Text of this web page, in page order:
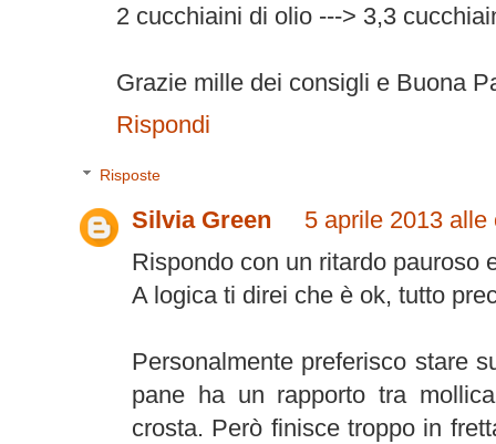
2 cucchiaini di olio ---> 3,3
Grazie mille dei consigli e Buona
Rispondi
Risposte
Silvia Green
5 aprile 2013 alle
Rispondo con un ritardo pauroso
A logica ti direi che è ok, tutto
Personalmente preferisco stare
pane ha un rapporto tra
crosta. Però finisce troppo in